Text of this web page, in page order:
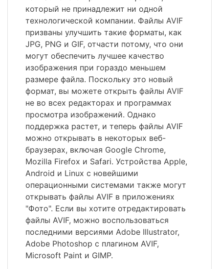
который не принадлежит ни одной
технологической компании. Файлы AVIF
призваны улучшить такие форматы, как
JPG, PNG и GIF, отчасти потому, что они
могут обеспечить лучшее качество
изображения при гораздо меньшем
размере файла. Поскольку это новый
формат, вы можете открыть файлы AVIF
не во всех редакторах и программах
просмотра изображений. Однако
поддержка растет, и теперь файлы AVIF
можно открывать в некоторых веб-
браузерах, включая Google Chrome,
Mozilla Firefox и Safari. Устройства Apple,
Android и Linux с новейшими
операционными системами также могут
открывать файлы AVIF в приложениях
"Фото". Если вы хотите отредактировать
файлы AVIF, можно воспользоваться
последними версиями Adobe Illustrator,
Adobe Photoshop с плагином AVIF,
Microsoft Paint и GIMP.